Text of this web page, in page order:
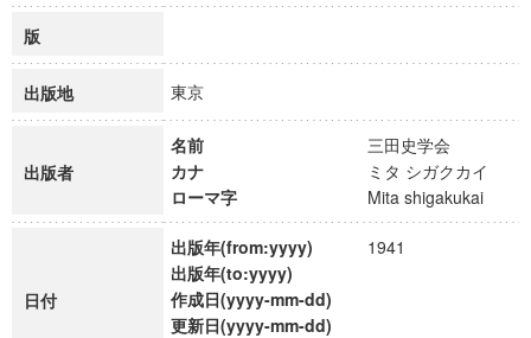
版
出版地 東京
出版者
名前
三田史学会
カナ
ミタ シガクカイ
ローマ字
Mita shigakukai
日付
出版年(from:yyyy)
1941
出版年(to:yyyy)
作成日(yyyy-mm-dd)
更新日(yyyy-mm-dd)